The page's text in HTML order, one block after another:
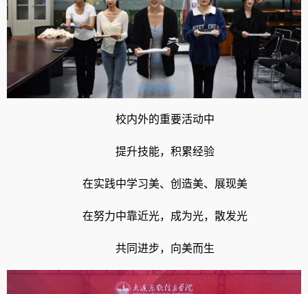
校内外的重要活动中
提升技能，积累经验
在实践中学习美、创造美、展现美
在努力中靠近光，成为光，散发光
共同进步，向美而生